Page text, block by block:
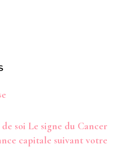
soi Le signe du Cancer
capitale suivant votre